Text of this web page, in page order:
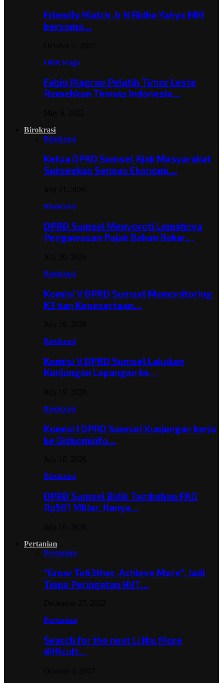
Friendly Match ,Ir H Ridho Yahya MM
bersama…
Olah Raga
Fabio Magrao Pelatih Timor Leste
Remehkan Timnas Indonesia…
Birokrasi
Birokrasi
Ketua DPRD Sumsel Ajak Masyarakat
Sukseskan Sensus Ekonomi…
Birokrasi
DPRD Sumsel Menyoroti Lemahnya
Pengawasan Pajak Bahan Bakar…
Birokrasi
Komisi V DPRD Sumsel Memonitoring
K3 dan Kepesertaan…
Birokrasi
Komisi V DPRD Sumsel Lakukan
Kunjungan Lapangan ke…
Birokrasi
Komisi I DPRD Sumsel Kunjungan kerja
ke Diskominfo…
Birokrasi
DPRD Sumsel Bidik Tambahan PAD
Rp501 Miliar, Hanya…
Pertanian
Pertanian
“Grow To63ther, Achieve More”, Jadi
Tema Peringatan HUT…
Pertanian
Search for the next Li Na: More
difficult…